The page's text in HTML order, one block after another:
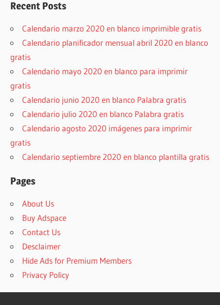
Recent Posts
Calendario marzo 2020 en blanco imprimible gratis
Calendario planificador mensual abril 2020 en blanco
gratis
Calendario mayo 2020 en blanco para imprimir
gratis
Calendario junio 2020 en blanco Palabra gratis
Calendario julio 2020 en blanco Palabra gratis
Calendario agosto 2020 imágenes para imprimir
gratis
Calendario septiembre 2020 en blanco plantilla gratis
Pages
About Us
Buy Adspace
Contact Us
Desclaimer
Hide Ads for Premium Members
Privacy Policy